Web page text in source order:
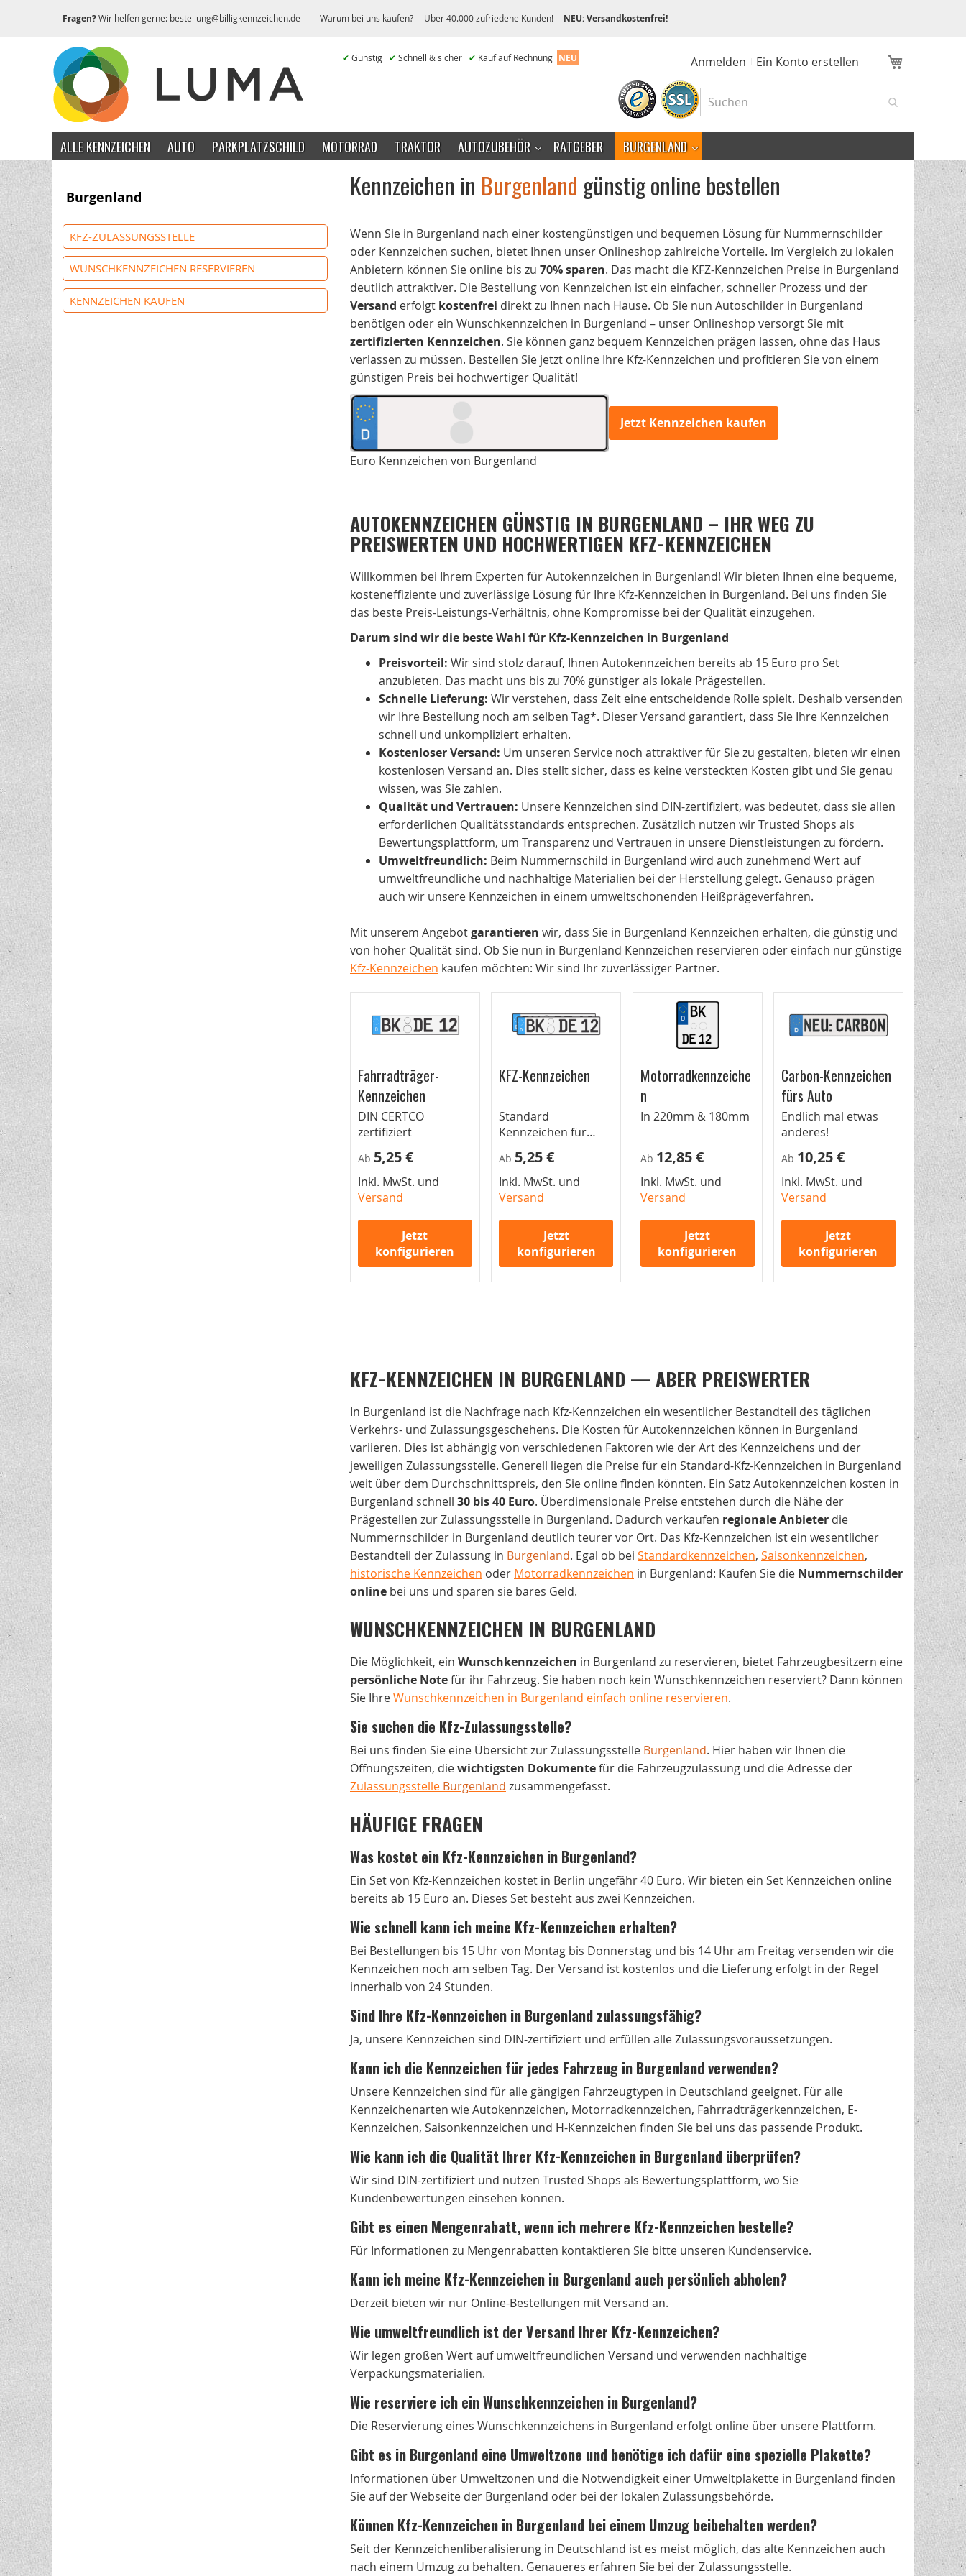
Fragen?Wir helfen gerne: bestellung@billigkennzeichen.de Warum bei uns kaufen? – Über 40.000 zufriedene Kunden! NEU: Versandkostenfrei!
✔ Günstig ✔ Schnell & sicher ✔ Kauf auf Rechnung NEU Anmelden Ein Konto erstellen
ALLE KENNZEICHEN AUTO PARKPLATZSCHILD MOTORRAD TRAKTOR AUTOZUBEHÖR RATGEBER BURGENLAND
Burgenland
KFZ-ZULASSUNGSSTELLE
WUNSCHKENNZEICHEN RESERVIEREN
KENNZEICHEN KAUFEN
Kennzeichen in Burgenland günstig online bestellen
Wenn Sie in Burgenland nach einer kostengünstigen und bequemen Lösung für Nummernschilder
oder Kennzeichen suchen, bietet Ihnen unser Onlineshop zahlreiche Vorteile. Im Vergleich zu lokalen
Anbietern können Sie online bis zu 70% sparen. Das macht die KFZ-Kennzeichen Preise in Burgenland
deutlich attraktiver. Die Bestellung von Kennzeichen ist ein einfacher, schneller Prozess und der
Versand erfolgt kostenfrei direkt zu Ihnen nach Hause. Ob Sie nun Autoschilder in Burgenland
benötigen oder ein Wunschkennzeichen in Burgenland – unser Onlineshop versorgt Sie mit
zertifizierten Kennzeichen. Sie können ganz bequem Kennzeichen prägen lassen, ohne das Haus
verlassen zu müssen. Bestellen Sie jetzt online Ihre Kfz-Kennzeichen und profitieren Sie von einem
günstigen Preis bei hochwertiger Qualität!
Jetzt Kennzeichen kaufen
Euro Kennzeichen von Burgenland
AUTOKENNZEICHEN GÜNSTIG IN BURGENLAND – IHR WEG ZU
PREISWERTEN UND HOCHWERTIGEN KFZ-KENNZEICHEN
Willkommen bei Ihrem Experten für Autokennzeichen in Burgenland! Wir bieten Ihnen eine bequeme,
kosteneffiziente und zuverlässige Lösung für Ihre Kfz-Kennzeichen in Burgenland. Bei uns finden Sie
das beste Preis-Leistungs-Verhältnis, ohne Kompromisse bei der Qualität einzugehen.
Darum sind wir die beste Wahl für Kfz-Kennzeichen in Burgenland
Preisvorteil: Wir sind stolz darauf, Ihnen Autokennzeichen bereits ab 15 Euro pro Set
anzubieten. Das macht uns bis zu 70% günstiger als lokale Prägestellen.
Schnelle Lieferung: Wir verstehen, dass Zeit eine entscheidende Rolle spielt. Deshalb versenden
wir Ihre Bestellung noch am selben Tag*. Dieser Versand garantiert, dass Sie Ihre Kennzeichen
schnell und unkompliziert erhalten.
Kostenloser Versand: Um unseren Service noch attraktiver für Sie zu gestalten, bieten wir einen
kostenlosen Versand an. Dies stellt sicher, dass es keine versteckten Kosten gibt und Sie genau
wissen, was Sie zahlen.
Qualität und Vertrauen: Unsere Kennzeichen sind DIN-zertifiziert, was bedeutet, dass sie allen
erforderlichen Qualitätsstandards entsprechen. Zusätzlich nutzen wir Trusted Shops als
Bewertungsplattform, um Transparenz und Vertrauen in unsere Dienstleistungen zu fördern.
Umweltfreundlich: Beim Nummernschild in Burgenland wird auch zunehmend Wert auf
umweltfreundliche und nachhaltige Materialien bei der Herstellung gelegt. Genauso prägen
auch wir unsere Kennzeichen in einem umweltschonenden Heißprägeverfahren.
Mit unserem Angebotgarantieren wir, dass Sie in Burgenland Kennzeichen erhalten, die günstig und
von hoher Qualität sind. Ob Sie nun in Burgenland Kennzeichen reservieren oder einfach nur günstige
Kfz-Kennzeichen kaufen möchten: Wir sind Ihr zuverlässiger Partner.
Fahrradträger-
Kennzeichen
DIN CERTCO
zertifiziert
Ab 5,25 €
Inkl. MwSt. und
Versand
Jetzt
konfigurieren
KFZ-Kennzeichen
Standard
Kennzeichen für
Ab 5,25 €
Inkl. MwSt. und
Versand
Jetzt
konfigurieren
Motorradkennzeiche
n
In 220mm & 180mm
Ab 12,85 €
Inkl. MwSt. und
Versand
Jetzt
konfigurieren
Carbon-Kennzeichen
fürs Auto
Endlich mal etwas
anderes!
Ab 10,25 €
Inkl. MwSt. und
Versand
Jetzt
konfigurieren
KFZ-KENNZEICHEN IN BURGENLAND — ABER PREISWERTER
In Burgenland ist die Nachfrage nach Kfz-Kennzeichen ein wesentlicher Bestandteil des täglichen
Verkehrs- und Zulassungsgeschehens. Die Kosten für Autokennzeichen können in Burgenland
variieren. Dies ist abhängig von verschiedenen Faktoren wie der Art des Kennzeichens und der
jeweiligen Zulassungsstelle. Generell liegen die Preise für ein Standard-Kfz-Kennzeichen in Burgenland
weit über dem Durchschnittspreis, den Sie online finden könnten. Ein Satz Autokennzeichen kosten in
Burgenland schnell 30 bis 40 Euro. Überdimensionale Preise entstehen durch die Nähe der
Prägestellen zur Zulassungsstelle in Burgenland. Dadurch verkaufen regionaleAnbieter die
Nummernschilder in Burgenland deutlich teurer vor Ort. Das Kfz-Kennzeichen ist ein wesentlicher
Bestandteil der Zulassung in Burgenland. Egal ob bei Standardkennzeichen, Saisonkennzeichen,
historische Kennzeichen oder Motorradkennzeichen in Burgenland: Kaufen Sie die Nummernschilder
online bei uns und sparen sie bares Geld.
WUNSCHKENNZEICHEN IN BURGENLAND
Die Möglichkeit, ein Wunschkennzeichen in Burgenland zu reservieren, bietet Fahrzeugbesitzern eine
persönliche Notefür ihr Fahrzeug. Sie haben noch kein Wunschkennzeichen reserviert? Dann können
Sie IhreWunschkennzeichen in Burgenland einfach online reservieren.
Sie suchen die Kfz-Zulassungsstelle?
Bei uns finden Sie eine Übersicht zur Zulassungsstelle Burgenland. Hier haben wir Ihnen die
Öffnungszeiten, diewichtigsten Dokumentefür die Fahrzeugzulassung und die Adresse der
Zulassungsstelle Burgenland zusammengefasst.
HÄUFIGE FRAGEN
Was kostet ein Kfz-Kennzeichen in Burgenland?
Ein Set von Kfz-Kennzeichen kostet in Berlin ungefähr 40 Euro. Wir bieten ein Set Kennzeichen online
bereits ab 15 Euro an. Dieses Set besteht aus zwei Kennzeichen.
Wie schnell kann ich meine Kfz-Kennzeichen erhalten?
Bei Bestellungen bis 15 Uhr von Montag bis Donnerstag und bis 14 Uhr am Freitag versenden wir die
Kennzeichen noch am selben Tag. Der Versand ist kostenlos und die Lieferung erfolgt in der Regel
innerhalb von 24 Stunden.
Sind Ihre Kfz-Kennzeichen in Burgenland zulassungsfähig?
Ja, unsere Kennzeichen sind DIN-zertifiziert und erfüllen alle Zulassungsvoraussetzungen.
Kann ich die Kennzeichen für jedes Fahrzeug in Burgenland verwenden?
Unsere Kennzeichen sind für alle gängigen Fahrzeugtypen in Deutschland geeignet. Für alle
Kennzeichenarten wie Autokennzeichen, Motorradkennzeichen, Fahrradträgerkennzeichen, E-
Kennzeichen, Saisonkennzeichen und H-Kennzeichen finden Sie bei uns das passende Produkt.
Wie kann ich die Qualität Ihrer Kfz-Kennzeichen in Burgenland überprüfen?
Wir sind DIN-zertifiziert und nutzen Trusted Shops als Bewertungsplattform, wo Sie
Kundenbewertungen einsehen können.
Gibt es einen Mengenrabatt, wenn ich mehrere Kfz-Kennzeichen bestelle?
Für Informationen zu Mengenrabatten kontaktieren Sie bitte unseren Kundenservice.
Kann ich meine Kfz-Kennzeichen in Burgenland auch persönlich abholen?
Derzeit bieten wir nur Online-Bestellungen mit Versand an.
Wie umweltfreundlich ist der Versand Ihrer Kfz-Kennzeichen?
Wir legen großen Wert auf umweltfreundlichen Versand und verwenden nachhaltige
Verpackungsmaterialien.
Wie reserviere ich ein Wunschkennzeichen in Burgenland?
Die Reservierung eines Wunschkennzeichens in Burgenland erfolgt online über unsere Plattform.
Gibt es in Burgenland eine Umweltzone und benötige ich dafür eine spezielle Plakette?
Informationen über Umweltzonen und die Notwendigkeit einer Umweltplakette in Burgenland finden
Sie auf der Webseite der Burgenland oder bei der lokalen Zulassungsbehörde.
Können Kfz-Kennzeichen in Burgenland bei einem Umzug beibehalten werden?
Seit der Kennzeichenliberalisierung in Deutschland ist es meist möglich, das alte Kennzeichen auch
nach einem Umzug zu behalten. Genaueres erfahren Sie bei der Zulassungsstelle.